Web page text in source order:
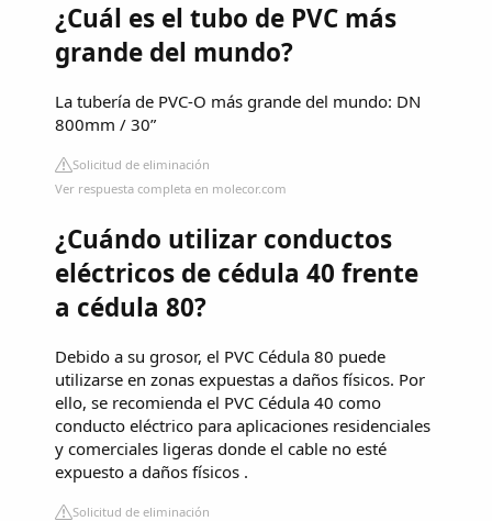
¿Cuál es el tubo de PVC más
grande del mundo?
La tubería de PVC-O más grande del mundo: DN
800mm / 30”
Solicitud de eliminación
Ver respuesta completa en molecor.com
¿Cuándo utilizar conductos
eléctricos de cédula 40 frente
a cédula 80?
Debido a su grosor, el PVC Cédula 80 puede
utilizarse en zonas expuestas a daños físicos. Por
ello, se recomienda el PVC Cédula 40 como
conducto eléctrico para aplicaciones residenciales
y comerciales ligeras donde el cable no esté
expuesto a daños físicos .
Solicitud de eliminación